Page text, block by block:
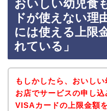
おいしい幼児食
ドが使えない理
には使える上限
れている」
もしかしたら、おいし
お店でサービスの申し込
VISAカードの上限金額